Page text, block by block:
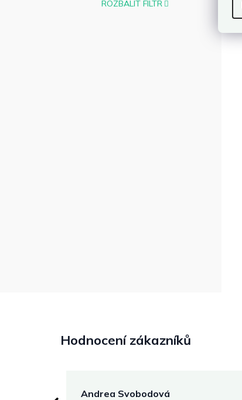
ROZBALIT FILTR
Hodnocení zákazníků
Andrea Svobodová